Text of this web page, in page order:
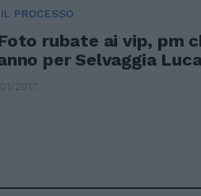
IL PROCESSO
rubate ai vip, pm
per Selvaggia
2017